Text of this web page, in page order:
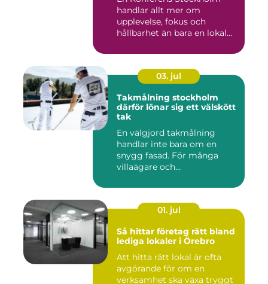
handlar allt mer om
upplevelse, fokus och
hållbarhet än bara en lokal
03. jul
Takmålning stockholm
därför lönar sig ett välskött
tak
En välgjord takmålning
handlar inte bara om en
snygg fasad. För många
villaägare och
01. jul
Så hittar företag rätt bland
lediga lokaler i Örebro
Att hitta rätt lokal är ofta
avgörande för om en
verksamhet ska växa tryggt